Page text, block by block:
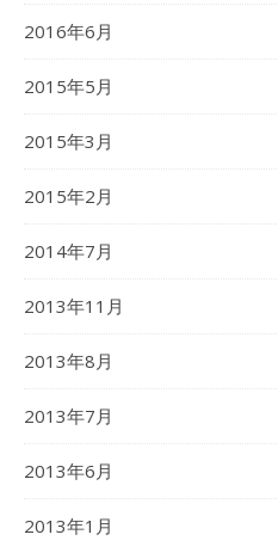
2016年6月
2015年5月
2015年3月
2015年2月
2014年7月
2013年11月
2013年8月
2013年7月
2013年6月
2013年1月